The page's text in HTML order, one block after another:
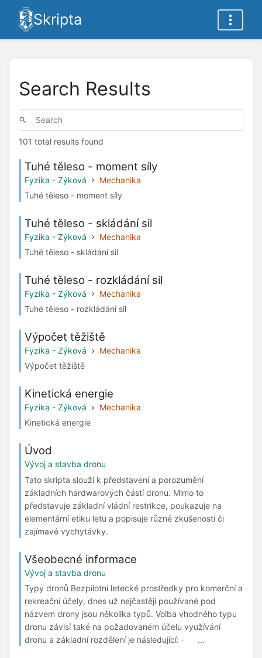
Skripta
Search Results
101 total results found
Tuhé těleso - moment síly
Fyzika - Zýková
Mechanika
Tuhé těleso - moment síly
Tuhé těleso - skládání sil
Fyzika - Zýková
Mechanika
Tuhé těleso - skládání sil
Tuhé těleso - rozkládání sil
Fyzika - Zýková
Mechanika
Tuhé těleso - rozkládání sil
Výpočet těžiště
Fyzika - Zýková
Mechanika
Výpočet těžiště
Kinetická energie
Fyzika - Zýková
Mechanika
Kinetická energie
Úvod
Vývoj a stavba dronu
Tato skripta slouží k představení a porozumění
základních hardwarových částí dronu. Mimo to
představuje základní vládní restrikce, poukazuje na
elementární etiku letu a popisuje různé zkušenosti či
zajímavé vychytávky.
Všeobecné informace
Vývoj a stavba dronu
Typy dronů Bezpilotní letecké prostředky pro komerční a
rekreační účely, dnes už nejčastěji používané pod
názvem drony jsou několika typů. Volba vhodného typu
dronu závisí také na požadovaném účelu využívání
dronu a základní rozdělení je následující: · ...